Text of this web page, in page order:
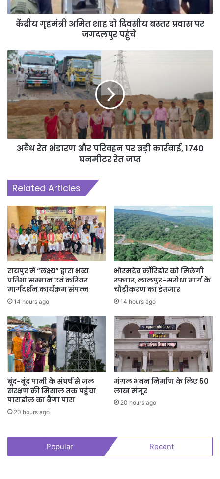
प्रतिनिधि उपस्थित रहे।
केंद्रीय गृहमंत्री अमित शाह दाे दिवसीय बस्तर प्रवास पर
जगदलपुर पहुंचे
अवैध रेत भंडारण और परिवहन पर बड़ी कार्रवाई, 1740
घनमीटर रेत जप्त
Related Articles
रायपुर में “लक्ष्य” द्वारा भव्य
प्रतिभा सम्मान एवं करियर
मार्गदर्शन कार्यक्रम संपन्न
14 hours ago
भोरमदेव कॉरिडोर को मिलेगी
रफ्तार, लालपुर–सरोधा मार्ग के
चौड़ीकरण का इंतजार
14 hours ago
बूंद-बूंद पानी के संघर्ष से जल
संरक्षण की मिसाल तक पहुंचा
पाराडोल का बैगा पारा
20 hours ago
मंगल भवन निर्माण के लिए 50
लाख मंजूर
20 hours ago
Popular Recent